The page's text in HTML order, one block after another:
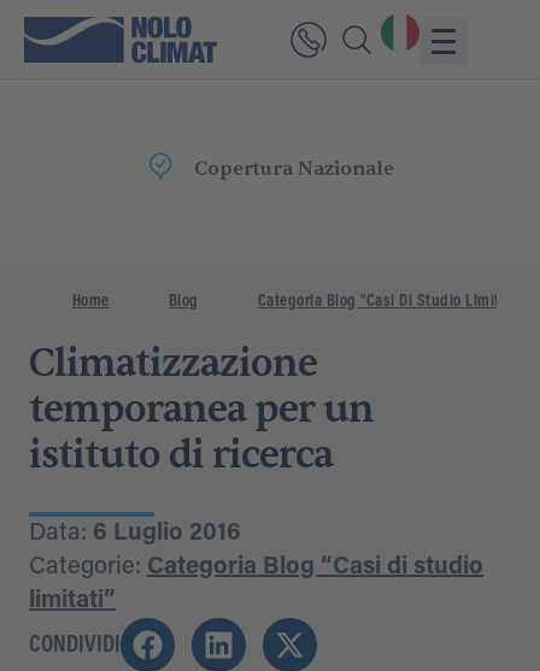
ConsegnaRapida
Home Blog Categoria Blog "Casi Di Studio Limitati"
Climatizzazione
temporanea per un
istituto di ricerca
Data: 6 Luglio 2016
Categorie: Categoria Blog “Casi di studio
limitati”
CONDIVIDI